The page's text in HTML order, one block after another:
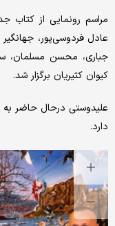
مراسم رونمایی از کتاب
عادل فردوسی‌پور،
جباری، محسن مسلمان،
کیوان کثیریان برگزار شد.
علیدوستی درحال حاضر به
دارد.